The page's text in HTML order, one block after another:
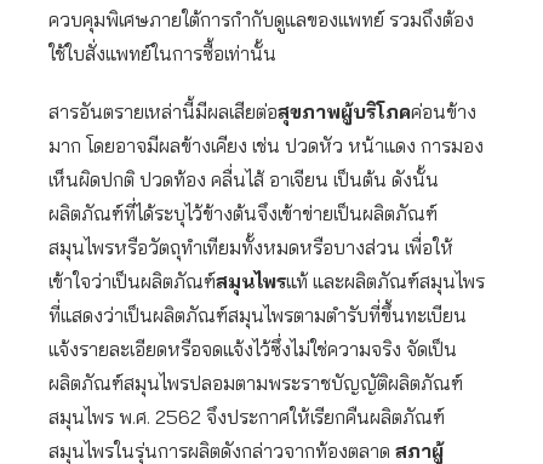
ควบคุมพิเศษภายใต้การกํากับดูแลของแพทย์ รวมถึงต้อง
ใช้ใบสั่งแพทย์ในการซื้อเท่านั้น
สารอันตรายเหล่านี้มีผลเสียต่อสุขภาพผู้บริโภคค่อนข้าง
มาก โดยอาจมีผลข้างเคียง เช่น ปวดหัว หน้าแดง การมอง
เห็นผิดปกติ ปวดท้อง คลื่นไส้ อาเจียน เป็นต้น ดังนั้น
ผลิตภัณฑ์ที่ได้ระบุไว้ข้างต้นจึงเข้าข่ายเป็นผลิตภัณฑ์
สมุนไพรหรือวัตถุทำเทียมทั้งหมดหรือบางส่วน เพื่อให้
เข้าใจว่าเป็นผลิตภัณฑ์สมุนไพรแท้ และผลิตภัณฑ์สมุนไพร
ที่แสดงว่าเป็นผลิตภัณฑ์สมุนไพรตามตำรับที่ขึ้นทะเบียน
แจ้งรายละเอียดหรือจดแจ้งไว้ซึ่งไม่ใช่ความจริง จัดเป็น
ผลิตภัณฑ์สมุนไพรปลอมตามพระราชบัญญัติผลิตภัณฑ์
สมุนไพร พ.ศ. 2562 จึงประกาศให้เรียกคืนผลิตภัณฑ์
สมุนไพรในรุ่นการผลิตดังกล่าวจากท้องตลาด สภาผู้